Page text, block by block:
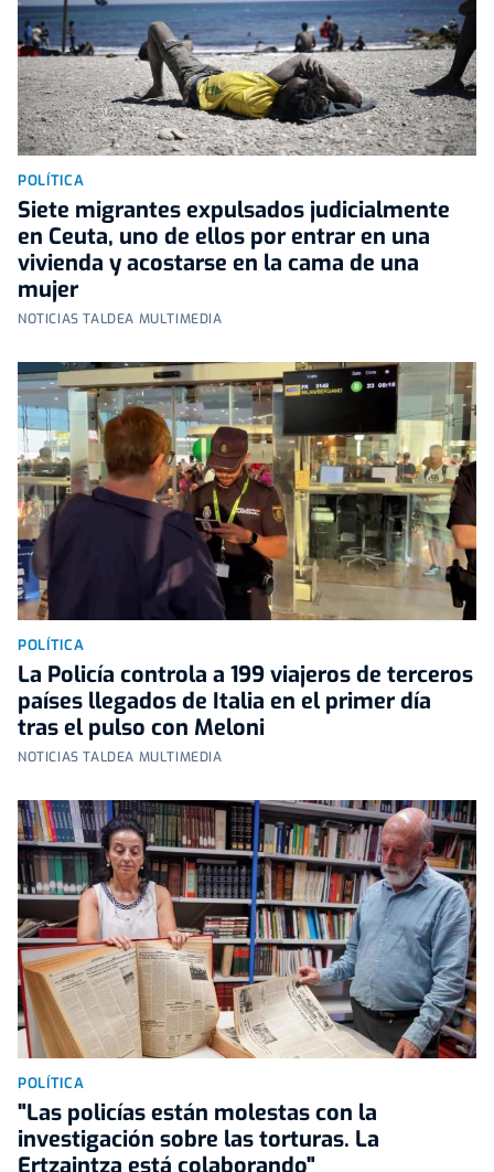
POLÍTICA
Siete migrantes expulsados judicialmente
en Ceuta, uno de ellos por entrar en una
vivienda y acostarse en la cama de una
mujer
NOTICIAS TALDEA MULTIMEDIA
POLÍTICA
La Policía controla a 199 viajeros de terceros
países llegados de Italia en el primer día
tras el pulso con Meloni
NOTICIAS TALDEA MULTIMEDIA
POLÍTICA
"Las policías están molestas con la
investigación sobre las torturas. La
Ertzaintza está colaborando"